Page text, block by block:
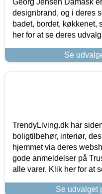
designbrand, og i deres
badet, bordet, køkkenet,
her for at se deres
Se
TrendyLiving.dk har
boligtilbehør, interiør,
hjemmet via deres
gode anmeldelser på
alle varer. Klik her for at
Se udvalget